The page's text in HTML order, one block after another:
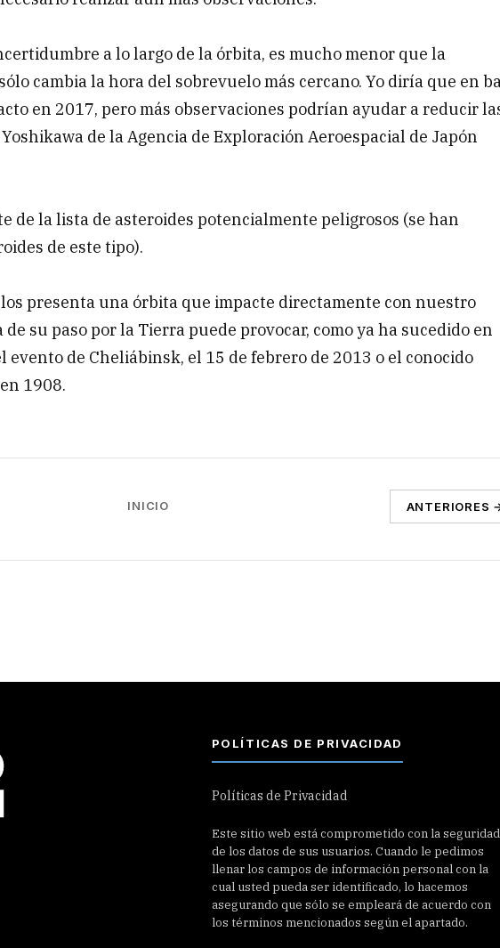
a lo largo de la órbita, es mucho menor que la
cambia la hora del sobrevuelo más cercano. Yo diría que en
en 2017, pero más observaciones podrían ayudar a reducir
de la Agencia de Exploración Aeroespacial de Japón
de la lista de asteroides potencialmente peligrosos (se han
de este tipo).
presenta una órbita que impacte directamente con nuestro
su paso por la Tierra puede provocar, como ya ha sucedido en
evento de Cheliábinsk, el 15 de febrero de 2013 o el conocido
1908.
INICIO ANTERIORES
POLÍTICAS DE PRIVACIDAD
Políticas de Privacidad
Este sitio web está comprometido con la seguridad
de los datos de sus usuarios. Cuando le pedimos
llenar los campos de información personal con la
cual usted pueda ser identificado, lo hacemos
asegurando que sólo se empleará de acuerdo con
los términos mencionados según el apartado.